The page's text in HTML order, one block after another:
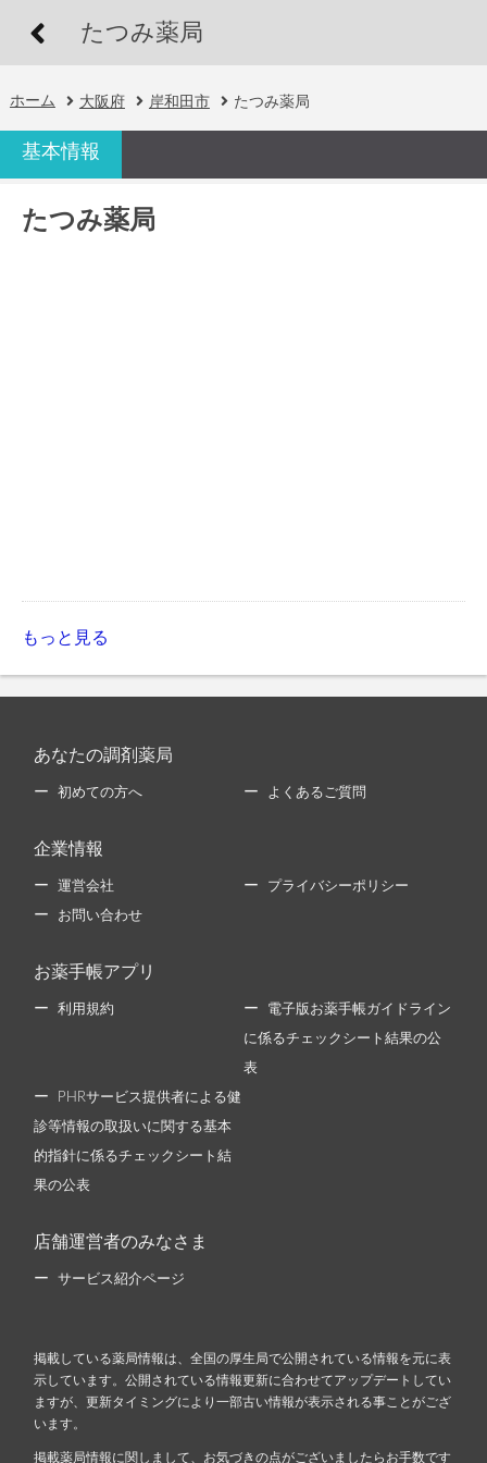
たつみ薬局
ホーム 大阪府 岸和田市 たつみ薬局
基本情報
たつみ薬局
もっと見る
あなたの調剤薬局
初めての方へ よくあるご質問
企業情報
運営会社 プライバシーポリシー
お問い合わせ
お薬手帳アプリ
利用規約 電子版お薬手帳ガイドライン
に係るチェックシート結果の公
表
PHRサービス提供者による健
診等情報の取扱いに関する基本
的指針に係るチェックシート結
果の公表
店舗運営者のみなさま
サービス紹介ページ
掲載している薬局情報は、全国の厚生局で公開されている情報を元に表
示しています。公開されている情報更新に合わせてアップデートしてい
ますが、更新タイミングにより一部古い情報が表示される事ことがござ
います。
掲載薬局情報に関しまして、お気づきの点がございましたらお手数です